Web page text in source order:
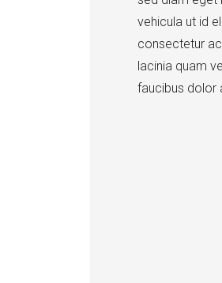
vehicula ut id
consectetur
lacinia quam
faucibus dolor